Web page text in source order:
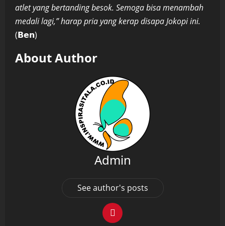
atlet yang bertanding besok. Semoga bisa menambah
medali lagi,” harap pria yang kerap disapa Jokopi ini.
(𝗕𝗲𝗻)
About Author
Admin
See author's posts